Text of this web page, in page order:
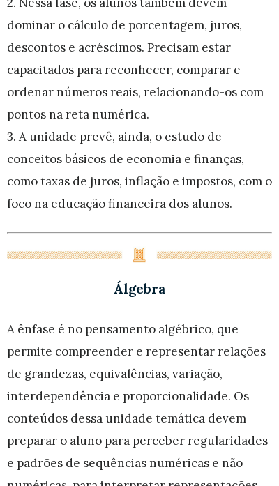
dominar o cálculo de porcentagem, juros,
descontos e acréscimos. Precisam estar
capacitados para reconhecer, comparar e
ordenar números reais, relacionando-os com
pontos na reta numérica.
3. A unidade prevê, ainda, o estudo de
conceitos básicos de economia e finanças,
como taxas de juros, inflação e impostos, com o
foco na educação financeira dos alunos.
Álgebra
A ênfase é no pensamento algébrico, que
permite compreender e representar relações
de grandezas, equivalências, variação,
interdependência e proporcionalidade. Os
conteúdos dessa unidade temática devem
preparar o aluno para perceber regularidades
e padrões de sequências numéricas e não